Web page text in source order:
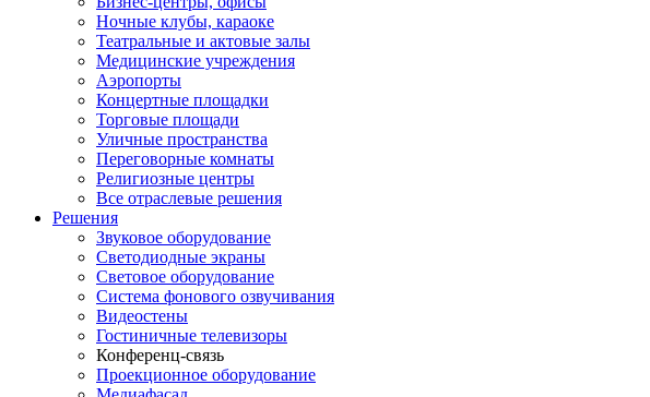
Ночные клубы, караоке
Театральные и актовые залы
Медицинские учреждения
Аэропорты
Концертные площадки
Торговые площади
Уличные пространства
Переговорные комнаты
Религиозные центры
Все отраслевые решения
Решения
Звуковое оборудование
Светодиодные экраны
Световое оборудование
Система фонового озвучивания
Видеостены
Гостиничные телевизоры
Конференц-связь
Проекционное оборудование